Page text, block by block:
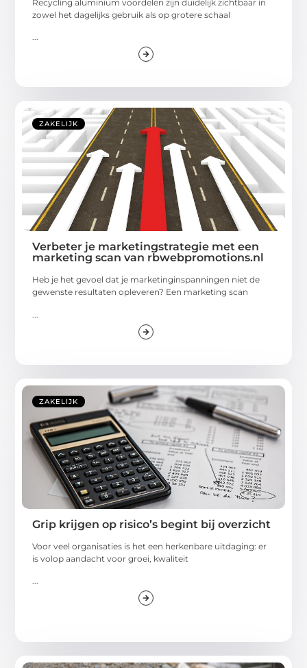
Recycling aluminium voordelen zijn duidelijk zichtbaar in
zowel het dagelijks gebruik als op grotere schaal
...
ZAKELIJK
Verbeter je marketingstrategie met een
marketing scan van rbwebpromotions.nl
Heb je het gevoel dat je marketinginspanningen niet de
gewenste resultaten opleveren? Een marketing scan
ZAKELIJK
Grip krijgen op risico’s begint bij overzicht
Voor veel organisaties is het een herkenbare uitdaging: er
is volop aandacht voor groei, kwaliteit
...